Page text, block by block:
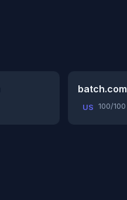
batch.com
US 100/100